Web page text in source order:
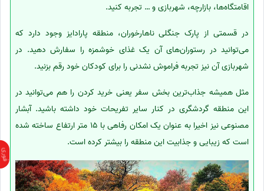
اقامتگاه‌ها، بازارچه، شهربازی و … تجربه کنید.
در قسمتی از پارک جنگلی ناهارخوران، منطقه‌ پارادایز وجود دارد که
می‌توانید در رستوران‌های آن یک غذای خوشمزه را سفارش دهید. در
شهربازی آن نیز تجربه فراموش نشدنی را برای کودکان خود رقم بزنید.
مثل همیشه جذاب‌ترین بخش سفر یعنی خرید کردن را هم می‌توانید در
این منطقه گردشگری در کنار سایر تفریحات خود داشته باشید. آبشار
مصنوعی نیز اخیرا به عنوان یک امکان رفاهی با 15 متر ارتفاع ساخته شده
است که زیبایی و جذابیت این منطقه را بیشتر کرده است.